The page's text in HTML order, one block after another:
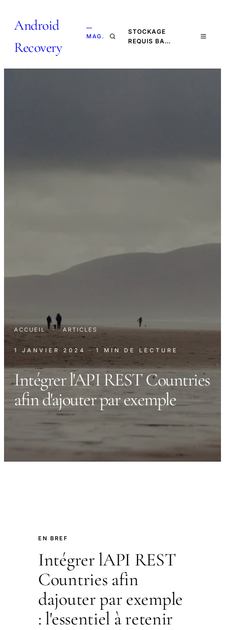
Android
Recovery
—
MAG.
STOCKAGE
REQUIS BA…
ACCUEIL · ARTICLES
1 JANVIER 2024 · 1 MIN DE LECTURE
Intégrer l'API REST Countries
afin d'ajouter par exemple
EN BREF
Intégrer lAPI REST
Countries afin
dajouter par exemple
: l'essentiel à retenir